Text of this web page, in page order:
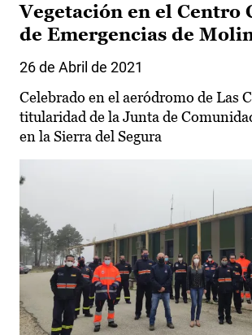
Vegetación en el Centro
de Emergencias de
26 de Abril de 2021
Celebrado en el aeródromo de Las
titularidad de la Junta de
en la Sierra del Segura